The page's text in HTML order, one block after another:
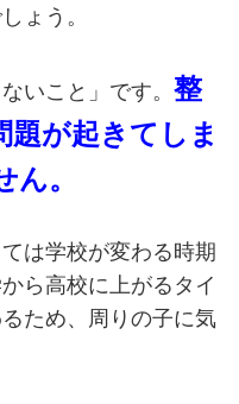
ょう。
いこと」です。 整
題が起きてしま
。
は学校が変わる時期
ら高校に上がるタイ
ため、周りの子に気